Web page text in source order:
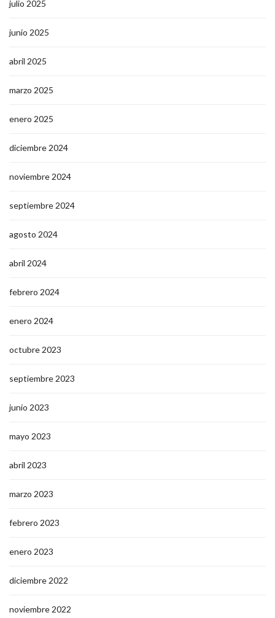
julio 2025
junio 2025
abril 2025
marzo 2025
enero 2025
diciembre 2024
noviembre 2024
septiembre 2024
agosto 2024
abril 2024
febrero 2024
enero 2024
octubre 2023
septiembre 2023
junio 2023
mayo 2023
abril 2023
marzo 2023
febrero 2023
enero 2023
diciembre 2022
noviembre 2022